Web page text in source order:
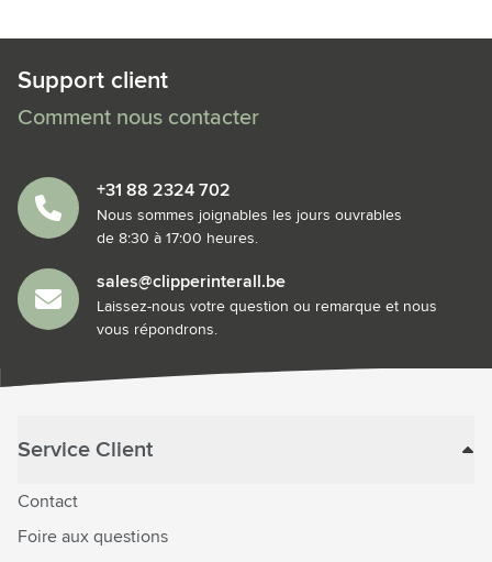
Support client
Comment nous contacter
+31 88 2324 702
Nous sommes joignables les jours ouvrables
de 8:30 à 17:00 heures.
sales@clipperinterall.be
Laissez-nous votre question ou remarque et nous
vous répondrons.
Service Client
Contact
Foire aux questions